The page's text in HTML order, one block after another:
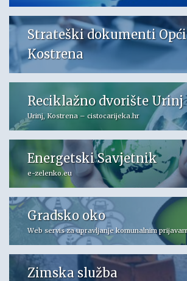
Strateški dokumenti
Kostrena
Reciklažno dvorište Urinj
Urinj, Kostrena – cistocarijeka.hr
Energetski Savjetnik
e-zelenko.eu
Gradsko oko
Web servis za upravljanje komunalnim
Zimska služba